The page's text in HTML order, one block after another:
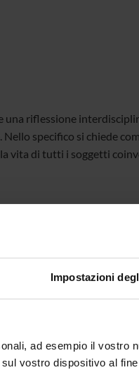
Impostazioni
ad esempio il vostro
vostro dispositivo al
riflessione
Nello specifico si chiede
vita di tutti i soggetti
KB, 23/10/24)